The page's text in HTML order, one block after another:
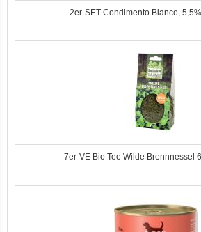
2er-SET Condimento Bianco,
7er-VE Bio Tee Wilde Brennnessel